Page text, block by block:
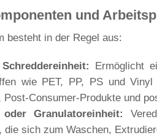
und
besteht in der Regel aus:
Ermöglicht
wie PET, PP, PS und
Post-Consumer-Produkte und
oder Granulatoreinheit:
die sich zum Waschen,